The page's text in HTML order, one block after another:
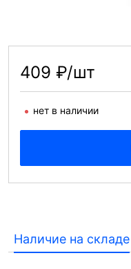
409 ₽/шт
нет в наличии
Наличие на складе